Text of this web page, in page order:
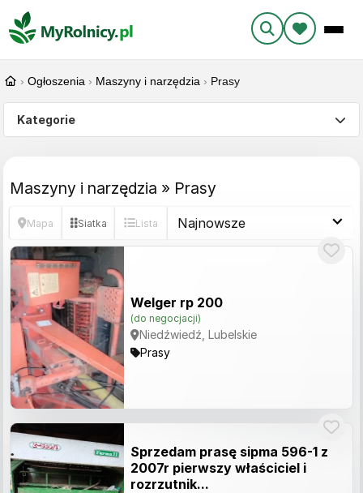
› Ogłoszenia › Maszyny i narzędzia › Prasy
Kategorie
Maszyny i narzędzia » Prasy
Mapa Siatka Lista
Welger rp 200
(do negocjacji)
Niedźwiedź, Lubelskie
Prasy
Sprzedam prasę sipma 596-1 z
2007r pierwszy właściciel i
rozrzutnik...